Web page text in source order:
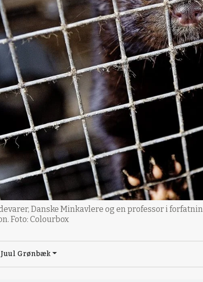
Danske Minkavlere og en professor i
Foto: Colourbox
Grønbæk